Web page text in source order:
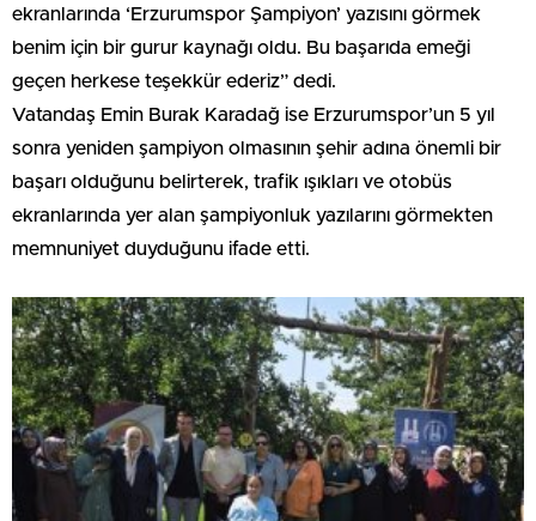
ekranlarında ‘Erzurumspor Şampiyon’ yazısını görmek
benim için bir gurur kaynağı oldu. Bu başarıda emeği
geçen herkese teşekkür ederiz” dedi.
Vatandaş Emin Burak Karadağ ise Erzurumspor’un 5 yıl
sonra yeniden şampiyon olmasının şehir adına önemli bir
başarı olduğunu belirterek, trafik ışıkları ve otobüs
ekranlarında yer alan şampiyonluk yazılarını görmekten
memnuniyet duyduğunu ifade etti.